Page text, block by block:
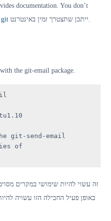
documentation. You don’t
תיעוד git ייתכן שתצטרך זמין באינטרנט.
the git-email package.
git-send-email
of
זה עשוי להיות שימושי במקרים